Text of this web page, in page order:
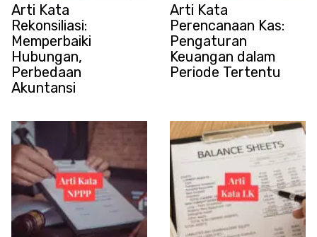
Arti Kata
Rekonsiliasi:
Memperbaiki
Hubungan,
Perbedaan
Akuntansi
Arti Kata
Perencanaan Kas:
Pengaturan
Keuangan dalam
Periode Tertentu